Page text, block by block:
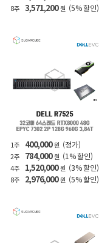
8주 3,571,200 원 (5% 할인)
1주 400,000 원 (정가)
2주 784,000 원 (1% 할인)
4주 1,520,000 원 (3% 할인)
8주 2,976,000 원 (5% 할인)